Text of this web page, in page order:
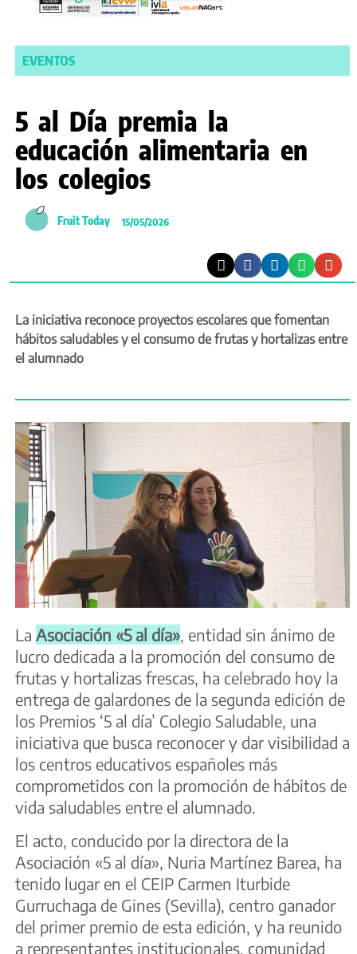
EVENTOS
5 al Día premia la
educación alimentaria en
los colegios
Fruit Today 15/05/2026
La iniciativa reconoce proyectos escolares que fomentan
hábitos saludables y el consumo de frutas y hortalizas entre
el alumnado
La Asociación «5 al día», entidad sin ánimo de
lucro dedicada a la promoción del consumo de
frutas y hortalizas frescas, ha celebrado hoy la
entrega de galardones de la segunda edición de
los Premios ‘5 al día’ Colegio Saludable, una
iniciativa que busca reconocer y dar visibilidad a
los centros educativos españoles más
comprometidos con la promoción de hábitos de
vida saludables entre el alumnado.
El acto, conducido por la directora de la
Asociación «5 al día», Nuria Martínez Barea, ha
tenido lugar en el CEIP Carmen Iturbide
Gurruchaga de Gines (Sevilla), centro ganador
del primer premio de esta edición, y ha reunido
a representantes institucionales, comunidad